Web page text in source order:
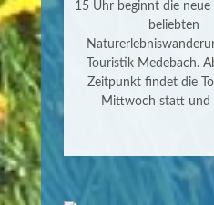
15 Uhr beginnt die neue
beliebten
Touristik Medebach.
Zeitpunkt findet die
Mittwoch statt und